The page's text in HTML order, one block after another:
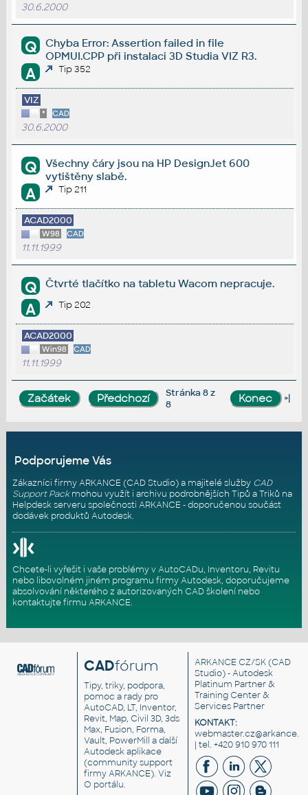
30.6.2000
Q
Chyba Error: Assertion failed in file
OPMUI.CPP při instalaci 3D Studia VIZ R3.
A Tip 352
VIZ
* CAD
30.6.2000
Q
Všechny čáry jsou na HP DesignJet 600
vytištěny slabě.
A Tip 211
ACAD2000
W98 CAD
11.11.1999
Q Čtvrté tlačítko na tabletu Wacom nepracuje.
A Tip 202
ACAD2000
Win98 CAD
11.11.1999
Stránka 8 z
8
»|
Podporujeme Vás
Zákazníci firmy ARKANCE (CAD Studio) a majitelé služby CAD
Support Packmohou využít i archivu podrobnějších Tipů a Triků na
Helpdesk serveru společnosti ARKANCE - doporučenou součást
dodávek produktů Autodesk.
Chcete-li vyřešit i vaše problémy v AutoCADu, Inventoru, Revitu
nebo libovolném jiném programu firmy Autodesk, doporučujeme
absolvování některého z autorizovaných CAD školenínebo
kontaktujte firmu ARKANCE.
CADfórum
Tipy, triky, podpora,
pomoc a rady pro
AutoCAD, LT, Inventor,
Revit, Map, Civil 3D, 3ds
Max, Fusion, Forma,
Vault, PowerMill a další
Autodesk aplikace
(community support
firmy ARKANCE). Viz
O portálu.
ARKANCE CZ/SK(CAD
Studio) - Autodesk
Platinum Partner &
Training Center &
Services Partner
KONTAKT:
| tel. +420 910 970 111